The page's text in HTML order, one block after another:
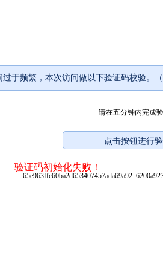
过于频繁，本次访问做以下验证码校验。（
请在五分钟内完成
验证码初始化失败！